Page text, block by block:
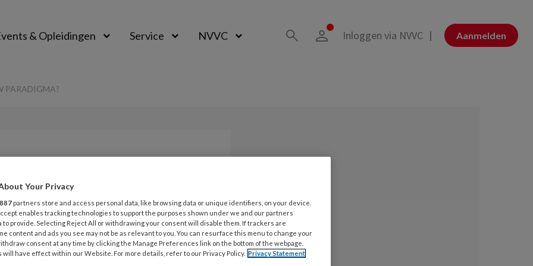
& Opleidingen Service NVVC Inloggen via NVVC Aanmelden
PARADIGMA?
paradigma?
Your Privacy
887 partners store and access personal data, like browsing data or unique identifiers, on your device.
enables tracking technologies to support the purposes shown under we and our partners
to provide. Selecting Reject All or withdrawing your consent will disable them. If trackers are
content and ads you see may not be as relevant to you. You can resurface this menu to change your
consent at any time by clicking the Manage Preferences link on the bottom of the webpage.
will have effect within our Website. For more details, refer to our Privacy Policy. Privacy Statement